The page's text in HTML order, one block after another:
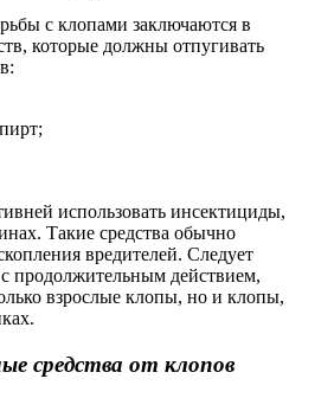
с клопами заключаются в
которые должны отпугивать
использовать инсектициды,
Такие средства обычно
вредителей. Следует
продолжительным действием,
взрослые клопы, но и клопы,
средства от клопов